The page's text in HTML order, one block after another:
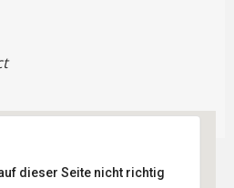
dieser Seite nicht richtig